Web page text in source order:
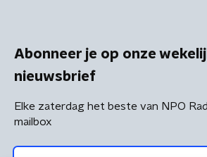
Abonneer je op onze
nieuwsbrief
Elke zaterdag het beste van NPO
mailbox